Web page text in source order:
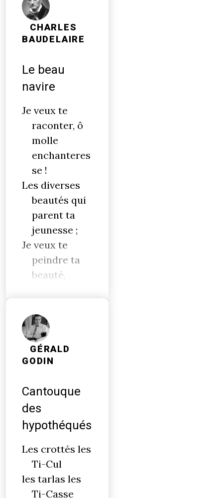
CHARLES
BAUDELAIRE
Le beau
navire
Je veux te
raconter, ô
molle
enchanteres
se !
Les diverses
beautés qui
parent ta
jeunesse ;
Je veux te
peindre ta
beauté,
GÉRALD
GODIN
Cantouque
des
hypothéqués
Les crottés les
Ti-Cul
les tarlas les
Ti-Casse